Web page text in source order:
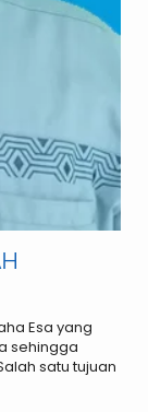
Esa yang
sehingga
satu tujuan